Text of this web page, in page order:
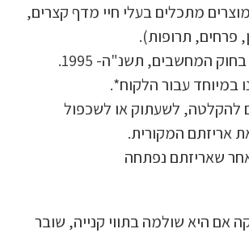
מתכלים בעלי חיי מדף קצרים,
פרחים, תרופות).
המחשבים, תשנ"ה- 1995.
במיוחד עבור הלקוח*.
להקלטה, לשעתוק או לשכפול
אריזתם המקורית.
שאריזתם נפתחה
אם היא שולמה בתווי קנייה, שובר